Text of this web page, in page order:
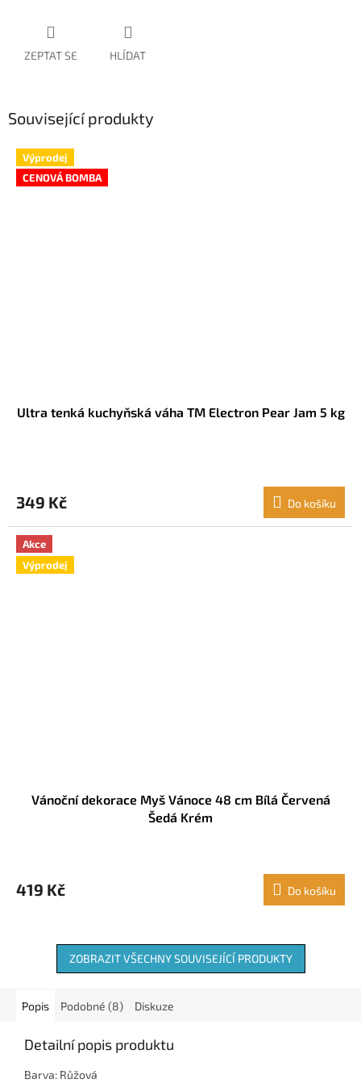
ZEPTAT SE HLÍDAT
Související produkty
Výprodej
CENOVÁ BOMBA
Ultra tenká kuchyňská váha TM Electron Pear Jam 5 kg
349 Kč Do košíku
Akce
Výprodej
Vánoční dekorace Myš Vánoce 48 cm Bílá Červená
Šedá Krém
419 Kč Do košíku
ZOBRAZIT VŠECHNY SOUVISEJÍCÍ PRODUKTY
Popis Podobné (8) Diskuze
Detailní popis produktu
Barva: Růžová